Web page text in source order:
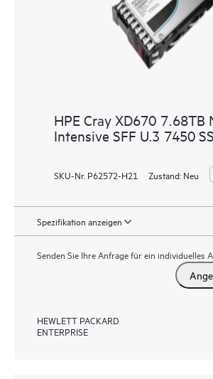
HPE Cray XD670 7.68TB
Intensive SFF U.3 7450
SKU-Nr. P62572-H21 Zustand: Neu
Spezifikation anzeigen
Senden Sie Ihre Anfrage für ein individuelles
HEWLETT PACKARD
ENTERPRISE